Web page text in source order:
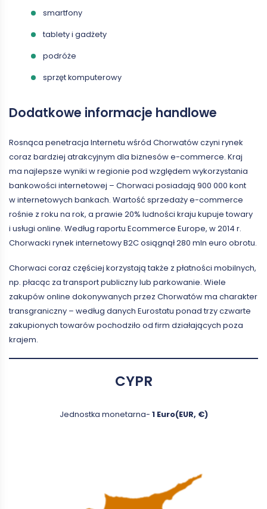
smartfony
tablety i gadżety
podróże
sprzęt komputerowy
Dodatkowe informacje handlowe
Rosnąca penetracja Internetu wśród Chorwatów czyni rynek
coraz bardziej atrakcyjnym dla biznesów e-commerce. Kraj
ma najlepsze wyniki w regionie pod względem wykorzystania
bankowości internetowej – Chorwaci posiadają 900 000 kont
w internetowych bankach. Wartość sprzedaży e-commerce
rośnie z roku na rok, a prawie 20% ludności kraju kupuje towary
i usługi online. Według raportu Ecommerce Europe, w 2014 r.
Chorwacki rynek internetowy B2C osiągnął 280 mln euro obrotu.
Chorwaci coraz częściej korzystają także z płatności mobilnych,
np. płacąc za transport publiczny lub parkowanie. Wiele
zakupów online dokonywanych przez Chorwatów ma charakter
transgraniczny – według danych Eurostatu ponad trzy czwarte
zakupionych towarów pochodziło od firm działających poza
krajem.
CYPR
Jednostka monetarna- 1 Euro(EUR, €)